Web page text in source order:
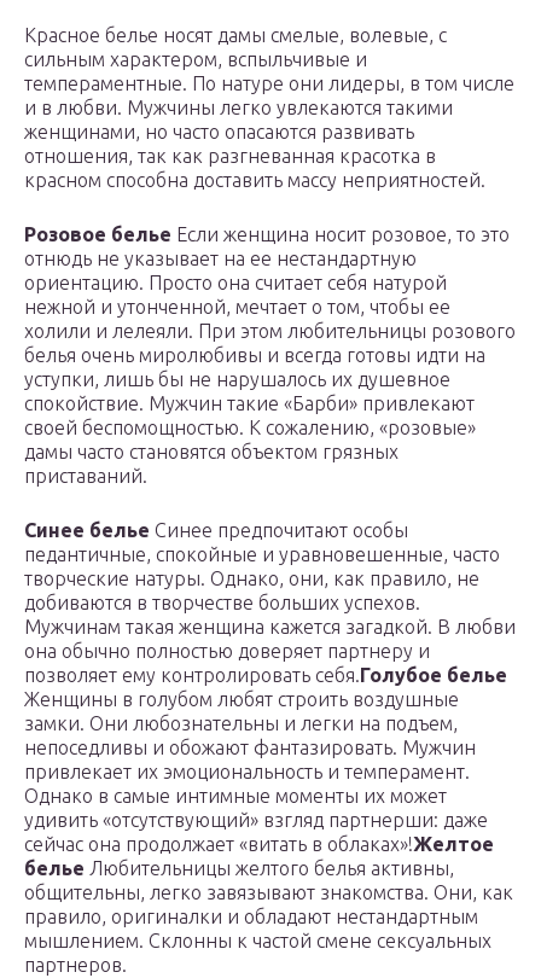
Красное белье носят дамы смелые, волевые, с
сильным характером, вспыльчивые и
темпераментные. По натуре они лидеры, в том числе
и в любви. Мужчины легко увлекаются такими
женщинами, но часто опасаются развивать
отношения, так как разгневанная красотка в
красном способна доставить массу неприятностей.
Розовое белье Если женщина носит розовое, то это
отнюдь не указывает на ее нестандартную
ориентацию. Просто она считает себя натурой
нежной и утонченной, мечтает о том, чтобы ее
холили и лелеяли. При этом любительницы розового
белья очень миролюбивы и всегда готовы идти на
уступки, лишь бы не нарушалось их душевное
спокойствие. Мужчин такие «Барби» привлекают
своей беспомощностью. К сожалению, «розовые»
дамы часто становятся объектом грязных
приставаний.
Синее белье Синее предпочитают особы
педантичные, спокойные и уравновешенные, часто
творческие натуры. Однако, они, как правило, не
добиваются в творчестве больших успехов.
Мужчинам такая женщина кажется загадкой. В любви
она обычно полностью доверяет партнеру и
позволяет ему контролировать себя.Голубое белье
Женщины в голубом любят строить воздушные
замки. Они любознательны и легки на подъем,
непоседливы и обожают фантазировать. Мужчин
привлекает их эмоциональность и темперамент.
Однако в самые интимные моменты их может
удивить «отсутствующий» взгляд партнерши: даже
сейчас она продолжает «витать в облаках»!Желтое
белье Любительницы желтого белья активны,
общительны, легко завязывают знакомства. Они, как
правило, оригиналки и обладают нестандартным
мышлением. Склонны к частой смене сексуальных
партнеров.